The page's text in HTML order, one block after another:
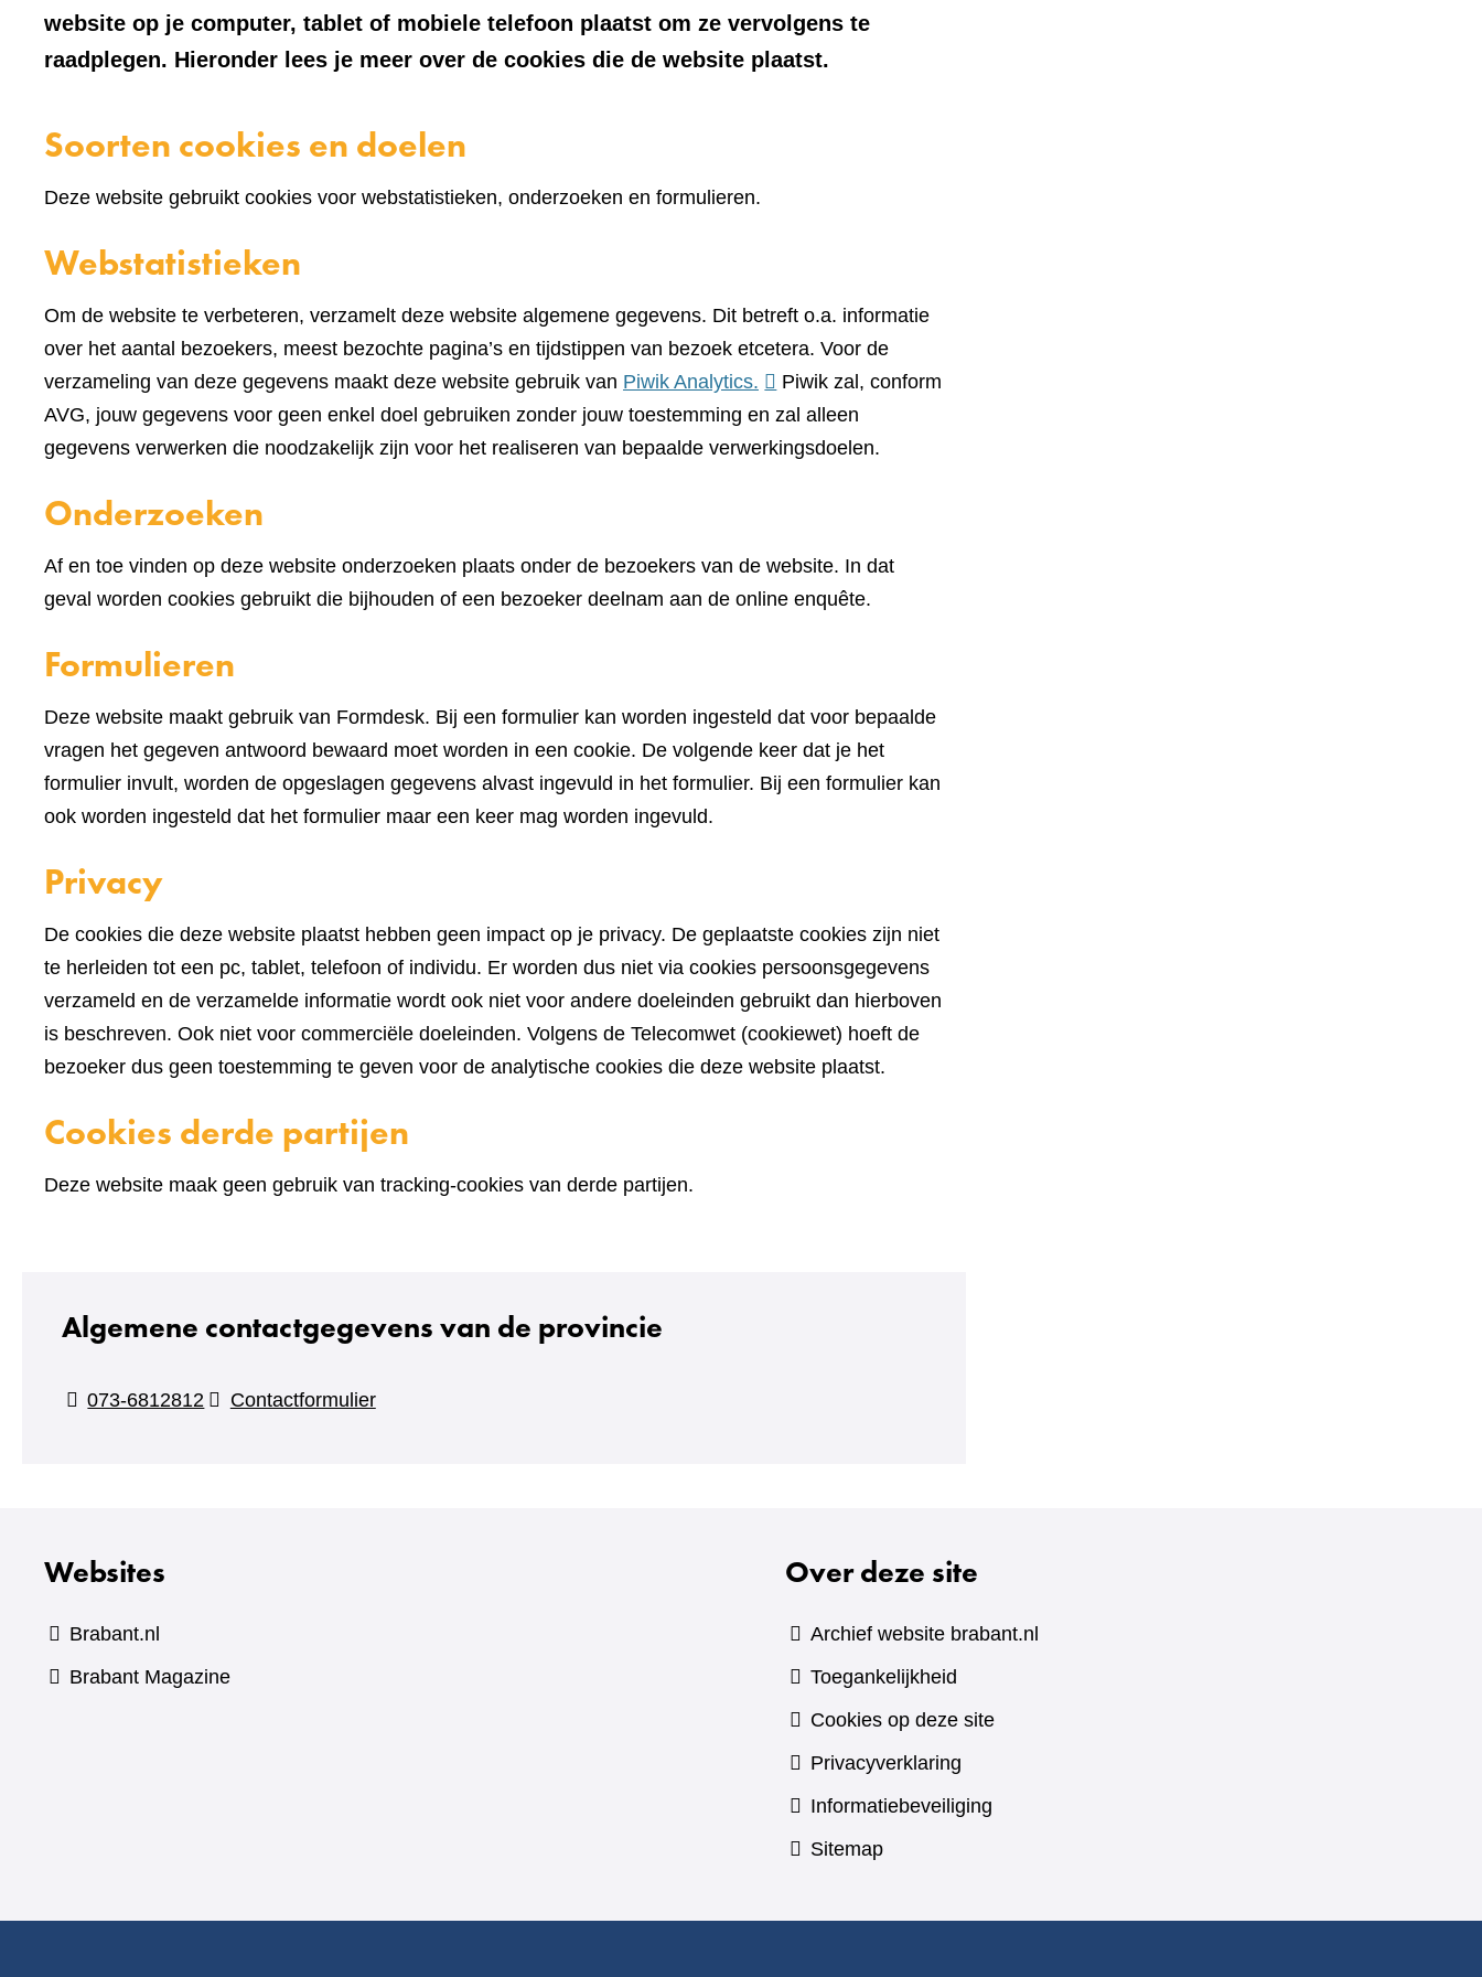
website op je computer, tablet of mobiele telefoon plaatst om ze vervolgens te
raadplegen. Hieronder lees je meer over de cookies die de website plaatst.
Soorten cookies en doelen
Deze website gebruikt cookies voor webstatistieken, onderzoeken en formulieren.
Webstatistieken
Om de website te verbeteren, verzamelt deze website algemene gegevens. Dit betreft o.a. informatie
over het aantal bezoekers, meest bezochte pagina’s en tijdstippen van bezoek etcetera. Voor de
verzameling van deze gegevens maakt deze website gebruik van Piwik Analytics. (verwijst
naar
een
Piwik zal, conform
AVG, jouw gegevens voor geen enkel doel gebruiken zonder jouw toestemming en zal alleen
gegevens verwerken die noodzakelijk zijn voor het realiseren van bepaalde verwerkingsdoelen.
Onderzoeken
Af en toe vinden op deze website onderzoeken plaats onder de bezoekers van de website. In dat
geval worden cookies gebruikt die bijhouden of een bezoeker deelnam aan de online enquête.
Formulieren
Deze website maakt gebruik van Formdesk. Bij een formulier kan worden ingesteld dat voor bepaalde
vragen het gegeven antwoord bewaard moet worden in een cookie. De volgende keer dat je het
formulier invult, worden de opgeslagen gegevens alvast ingevuld in het formulier. Bij een formulier kan
ook worden ingesteld dat het formulier maar een keer mag worden ingevuld.
Privacy
De cookies die deze website plaatst hebben geen impact op je privacy. De geplaatste cookies zijn niet
te herleiden tot een pc, tablet, telefoon of individu. Er worden dus niet via cookies persoonsgegevens
verzameld en de verzamelde informatie wordt ook niet voor andere doeleinden gebruikt dan hierboven
is beschreven. Ook niet voor commerciële doeleinden. Volgens de Telecomwet (cookiewet) hoeft de
bezoeker dus geen toestemming te geven voor de analytische cookies die deze website plaatst.
Cookies derde partijen
Deze website maak geen gebruik van tracking-cookies van derde partijen.
Algemene contactgegevens van de provincie
073-6812812 Contactformulier(verwijst
Websites
Brabant.nl
Brabant Magazine(verwijst
Over deze site
Archief website brabant.nl
Toegankelijkheid
Cookies op deze site
Privacyverklaring
Informatiebeveiliging
Sitemap